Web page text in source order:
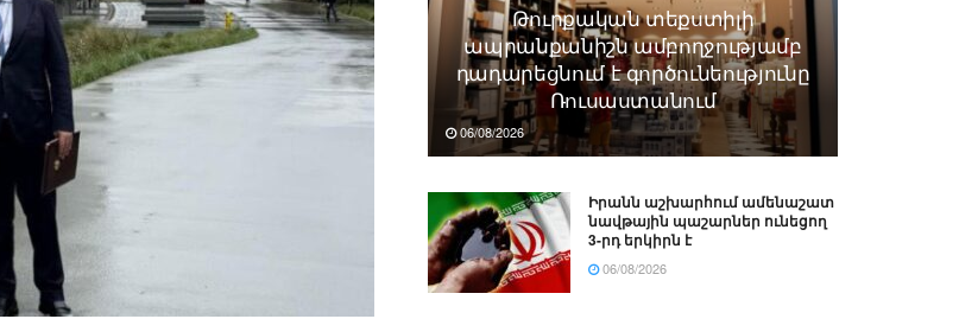
Թուրքական տեքստիլի
ապրանքանիշն ամբողջությամբ
դադարեցնում է գործունեությունը
Ռուսաստանում
06/08/2026
Իրանն աշխարհում ամենաշատ
նավթային պաշարներ ունեցող
3-րդ երկիրն է
06/08/2026